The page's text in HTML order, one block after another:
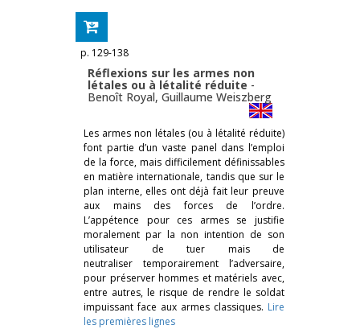
p. 129-138
Réflexions sur les armes non
létales ou à létalité réduite -
Benoît Royal, Guillaume Weiszberg
Les armes non létales (ou à létalité réduite)
font partie d’un vaste panel dans l’emploi
de la force, mais difficilement définissables
en matière internationale, tandis que sur le
plan interne, elles ont déjà fait leur preuve
aux mains des forces de l’ordre.
L’appétence pour ces armes se justifie
moralement par la non intention de son
utilisateur de tuer mais de
neutraliser temporairement l’adversaire,
pour préserver hommes et matériels avec,
entre autres, le risque de rendre le soldat
impuissant face aux armes classiques. Lire
les premières lignes